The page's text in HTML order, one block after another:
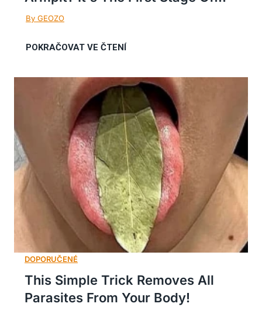
This Simple Trick Removes All
Parasites From Your Body!